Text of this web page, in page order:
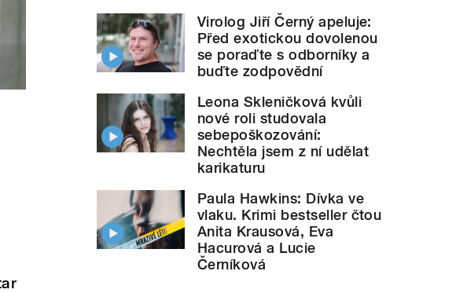
Virolog Jiří Černý apeluje:
Před exotickou dovolenou
se poraďte s odborníky a
buďte zodpovědní
Leona Skleničková kvůli
nové roli studovala
sebepoškozování:
Nechtěla jsem z ní udělat
karikaturu
Paula Hawkins: Dívka ve
vlaku. Krimi bestseller čtou
Anita Krausová, Eva
Hacurová a Lucie
Černíková